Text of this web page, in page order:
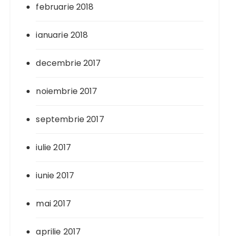
februarie 2018
ianuarie 2018
decembrie 2017
noiembrie 2017
septembrie 2017
iulie 2017
iunie 2017
mai 2017
aprilie 2017